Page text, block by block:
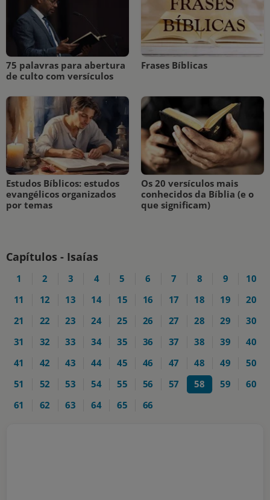
75 palavras para abertura
de culto com versículos
Frases Bíblicas
Estudos Bíblicos: estudos
evangélicos organizados
por temas
Os 20 versículos mais
conhecidos da Bíblia (e o
que significam)
Capítulos - Isaías
1 2 3 4 5 6 7 8 9
10
11
12 13 14 15 16 17 18 19
20
21
22 23 24 25 26 27 28 29
30
31
32 33 34 35 36 37 38 39
40
41
42 43 44 45 46 47 48 49
50
51
52 53 54 55 56 57 58 59
60
61
62 63 64 65 66